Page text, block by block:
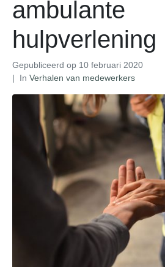
ambulante
hulpverlening
Gepubliceerd op 10 februari 2020
In Verhalen van medewerkers